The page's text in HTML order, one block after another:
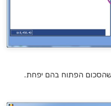
הפתוח בהם יפחת.